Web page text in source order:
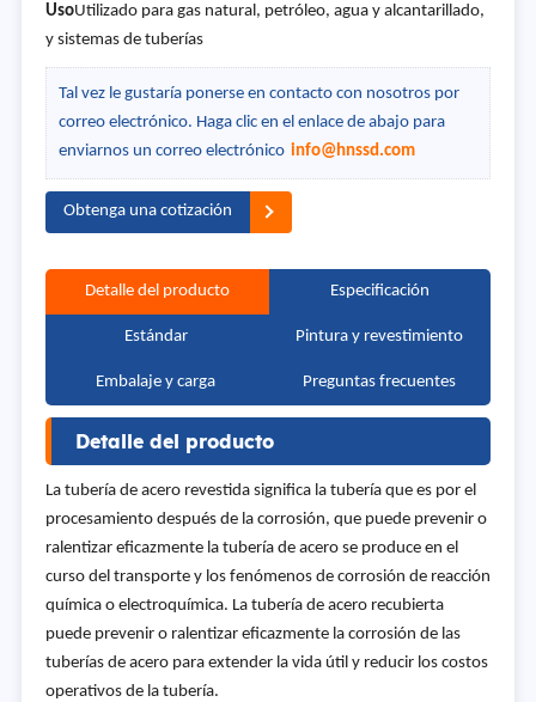
UsoUtilizado para gas natural, petróleo, agua y alcantarillado,
y sistemas de tuberías
Tal vez le gustaría ponerse en contacto con nosotros por
correo electrónico. Haga clic en el enlace de abajo para
enviarnos un correo electrónico info@hnssd.com
Obtenga una cotización
Detalle del producto Especificación
Estándar Pintura y revestimiento
Embalaje y carga Preguntas frecuentes
Detalle del producto
La tubería de acero revestida significa la tubería que es por el
procesamiento después de la corrosión, que puede prevenir o
ralentizar eficazmente la tubería de acero se produce en el
curso del transporte y los fenómenos de corrosión de reacción
química o electroquímica. La tubería de acero recubierta
puede prevenir o ralentizar eficazmente la corrosión de las
tuberías de acero para extender la vida útil y reducir los costos
operativos de la tubería.